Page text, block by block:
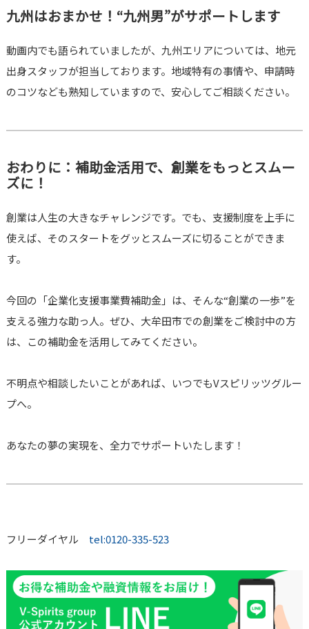
九州はおまかせ！“九州男”がサポートします
動画内でも語られていましたが、九州エリアについては、地元
出身スタッフが担当しております。地域特有の事情や、申請時
のコツなども熟知していますので、安心してご相談ください。
おわりに：補助金活用で、創業をもっとスムー
ズに！
創業は人生の大きなチャレンジです。でも、支援制度を上手に
使えば、そのスタートをグッとスムーズに切ることができま
す。
今回の「企業化支援事業費補助金」は、そんな“創業の一歩”を
支える強力な助っ人。ぜひ、大牟田市での創業をご検討中の方
は、この補助金を活用してみてください。
不明点や相談したいことがあれば、いつでもVスピリッツグルー
プへ。
あなたの夢の実現を、全力でサポートいたします！
フリーダイヤル tel:0120-335-523